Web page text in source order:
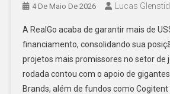
4 De Maio De 2026 Lucas Glenstid
A RealGo acaba de garantir mais de
financiamento, consolidando sua
projetos mais promissores no setor de
rodada contou com o apoio de
Brands, além de fundos como Cogitent